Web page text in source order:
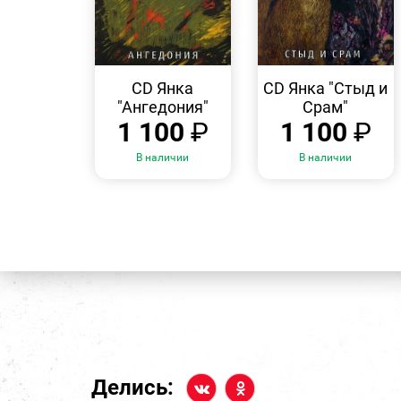
ПРОСМОТР
CD Янка
"Ангедония"
1 100 ₽
В наличии
ПРОСМОТР
CD Янка "Стыд и
Срам"
1 100 ₽
В наличии
Делись: